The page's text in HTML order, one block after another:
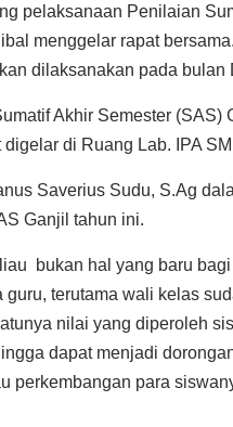
pelaksanaan Penilaian
menggelar rapat
dilaksanakan pada bulan
Akhir Semester
di Ruang Lab. IPA
Saverius Sudu, S.Ag
Ganjil tahun ini.
bukan hal yang baru
terutama wali kelas
nilai yang diperoleh
dapat menjadi
perkembangan para